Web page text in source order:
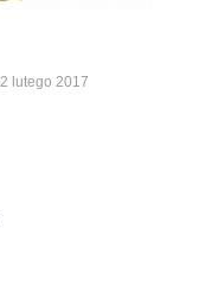
2 lutego 2017